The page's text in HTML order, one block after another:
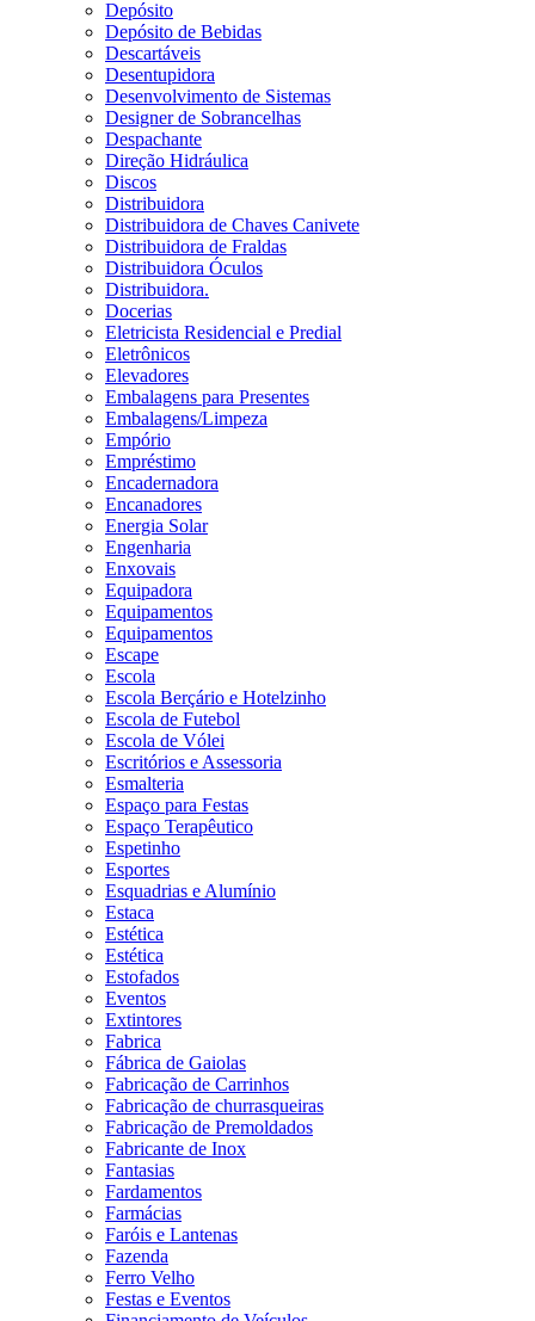
Depósito
Depósito de Bebidas
Descartáveis
Desentupidora
Desenvolvimento de Sistemas
Designer de Sobrancelhas
Despachante
Direção Hidráulica
Discos
Distribuidora
Distribuidora de Chaves Canivete
Distribuidora de Fraldas
Distribuidora Óculos
Distribuidora.
Docerias
Eletricista Residencial e Predial
Eletrônicos
Elevadores
Embalagens para Presentes
Embalagens/Limpeza
Empório
Empréstimo
Encadernadora
Encanadores
Energia Solar
Engenharia
Enxovais
Equipadora
Equipamentos
Equipamentos
Escape
Escola
Escola Berçário e Hotelzinho
Escola de Futebol
Escola de Vólei
Escritórios e Assessoria
Esmalteria
Espaço para Festas
Espaço Terapêutico
Espetinho
Esportes
Esquadrias e Alumínio
Estaca
Estética
Estética
Estofados
Eventos
Extintores
Fabrica
Fábrica de Gaiolas
Fabricação de Carrinhos
Fabricação de churrasqueiras
Fabricação de Premoldados
Fabricante de Inox
Fantasias
Fardamentos
Farmácias
Faróis e Lantenas
Fazenda
Ferro Velho
Festas e Eventos